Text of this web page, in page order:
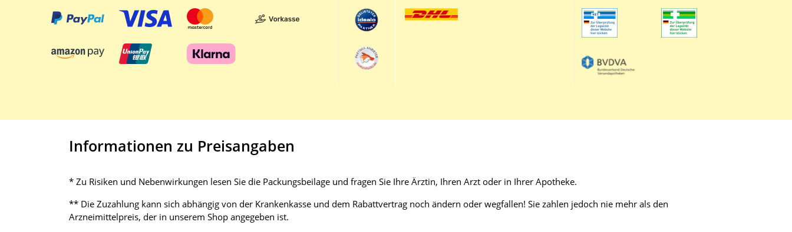
Informationen zu Preisangaben
* Zu Risiken und Nebenwirkungen lesen Sie die Packungsbeilage und fragen Sie Ihre Ärztin, Ihren Arzt oder in Ihrer Apotheke.
** Die Zuzahlung kann sich abhängig von der Krankenkasse und dem Rabattvertrag noch ändern oder wegfallen! Sie zahlen jedoch nie mehr als den
Arzneimittelpreis, der in unserem Shop angegeben ist.